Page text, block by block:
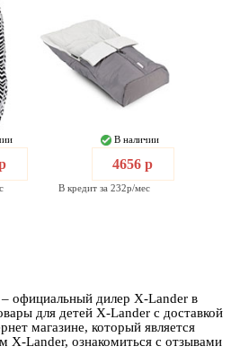
В наличии
4656 р
В кредит за 232р/мес
официальный дилер X-Lander в
для детей X-Lander с доставкой
магазине, который является
X-Lander, ознакомиться с отзывами